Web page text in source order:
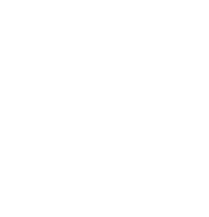
olmak üzere büyük veri analizi.